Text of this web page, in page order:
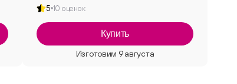
5 10 оценок
Купить